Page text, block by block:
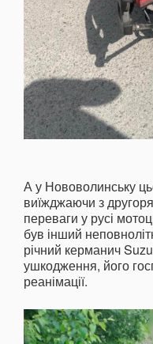
А у Нововолинську
виїжджаючи з
переваги у русі
був інший
річний керманич
ушкодження, його
реанімації.